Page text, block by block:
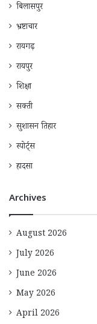
बिलासपुर
भ्रष्टाचार
रायगढ़
रायपुर
शिक्षा
सक्ती
सुशासन तिहार
स्पोर्ट्स
हादसा
Archives
August 2026
July 2026
June 2026
May 2026
April 2026